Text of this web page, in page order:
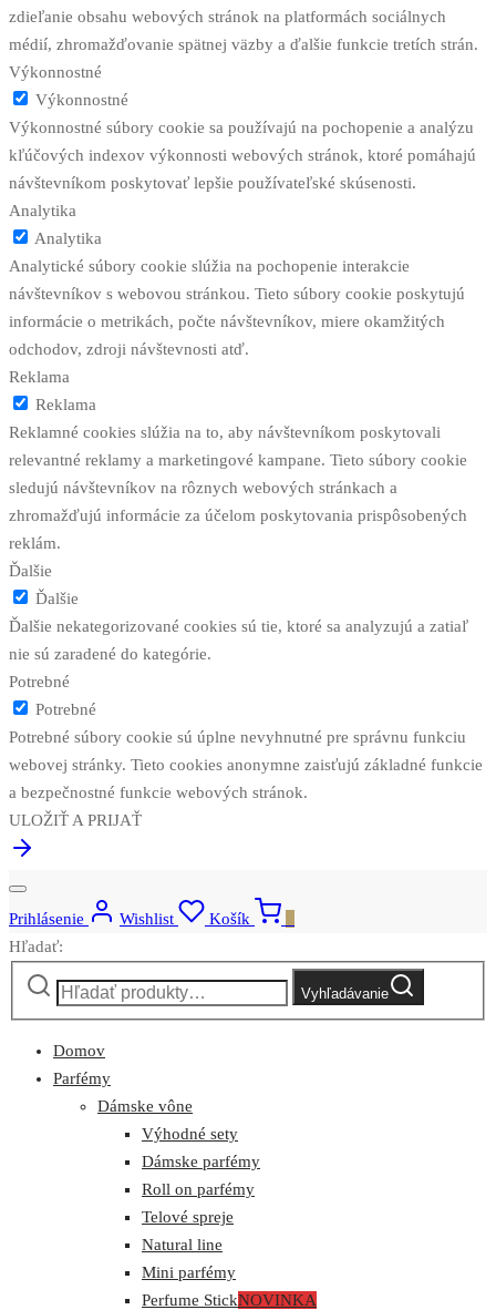
zdieľanie obsahu webových stránok na platformách sociálnych
médií, zhromažďovanie spätnej väzby a ďalšie funkcie tretích strán.
Výkonnostné
Výkonnostné
Výkonnostné súbory cookie sa používajú na pochopenie a analýzu
kľúčových indexov výkonnosti webových stránok, ktoré pomáhajú
návštevníkom poskytovať lepšie používateľské skúsenosti.
Analytika
Analytika
Analytické súbory cookie slúžia na pochopenie interakcie
návštevníkov s webovou stránkou. Tieto súbory cookie poskytujú
informácie o metrikách, počte návštevníkov, miere okamžitých
odchodov, zdroji návštevnosti atď.
Reklama
Reklama
Reklamné cookies slúžia na to, aby návštevníkom poskytovali
relevantné reklamy a marketingové kampane. Tieto súbory cookie
sledujú návštevníkov na rôznych webových stránkach a
zhromažďujú informácie za účelom poskytovania prispôsobených
reklám.
Ďalšie
Ďalšie
Ďalšie nekategorizované cookies sú tie, ktoré sa analyzujú a zatiaľ
nie sú zaradené do kategórie.
Potrebné
Potrebné
Potrebné súbory cookie sú úplne nevyhnutné pre správnu funkciu
webovej stránky. Tieto cookies anonymne zaisťujú základné funkcie
a bezpečnostné funkcie webových stránok.
ULOŽIŤ A PRIJAŤ
Prihlásenie Wishlist Košík
Hľadať:
Vyhľadávanie
Domov
Parfémy
Dámske vône
Výhodné sety
Dámske parfémy
Roll on parfémy
Telové spreje
Natural line
Mini parfémy
Perfume StickNOVINKA